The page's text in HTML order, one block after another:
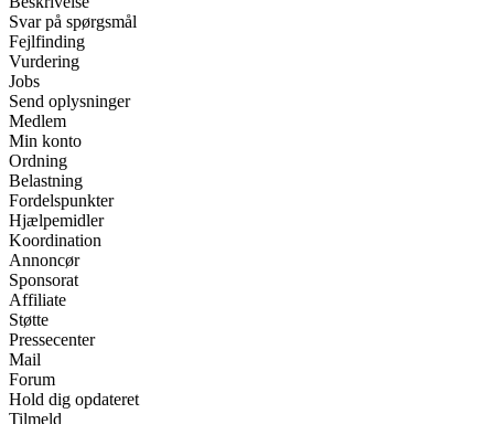
Svar på spørgsmål
Fejlfinding
Vurdering
Jobs
Send oplysninger
Medlem
Min konto
Ordning
Belastning
Fordelspunkter
Hjælpemidler
Koordination
Annoncør
Sponsorat
Affiliate
Støtte
Pressecenter
Mail
Forum
Hold dig opdateret
Tilmeld